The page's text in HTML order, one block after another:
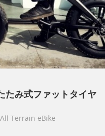
たみ式ファットタイヤ
Terrain eBike